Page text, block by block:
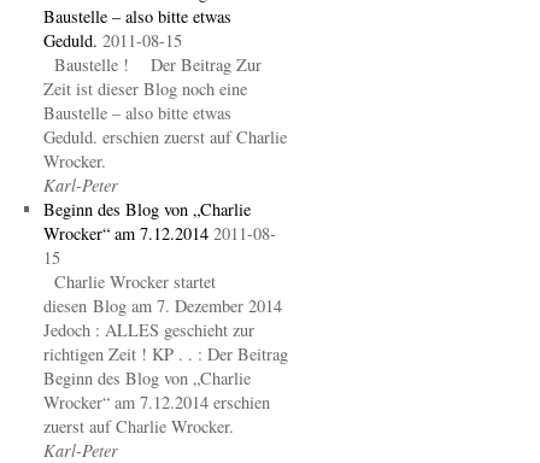
Baustelle – also bitte etwas
Geduld. 2011-08-15
Baustelle ! Der Beitrag Zur
Zeit ist dieser Blog noch eine
Baustelle – also bitte etwas
Geduld. erschien zuerst auf Charlie
Wrocker.
Karl-Peter
Beginn des Blog von „Charlie
Wrocker“ am 7.12.2014 2011-08-
15
Charlie Wrocker startet
diesen Blog am 7. Dezember 2014
Jedoch : ALLES geschieht zur
richtigen Zeit ! KP . . : Der Beitrag
Beginn des Blog von „Charlie
Wrocker“ am 7.12.2014 erschien
zuerst auf Charlie Wrocker.
Karl-Peter